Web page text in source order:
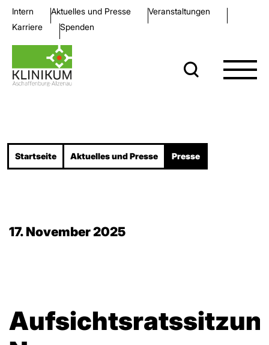
Intern Aktuelles und Presse
Veran­staltungen
Karriere
Spenden
Startseite Aktuelles und Presse Presse
17. November 2025